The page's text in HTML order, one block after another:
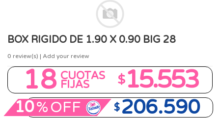
BOX RIGIDO DE 1.90 X 0.90 BIG 28
0 review(s) | Add your review
18 CUOTAS
FIJAS $15.553
10%OFF $ 206.590